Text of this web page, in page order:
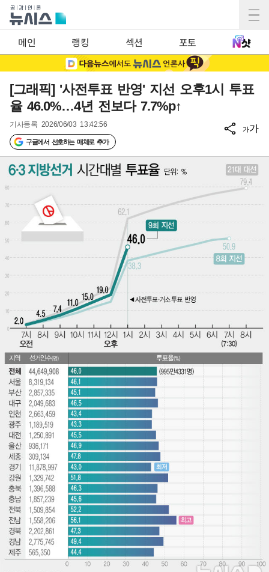
메인 랭킹 섹션 포토
[그래픽] '사전투표 반영' 지선 오후1시 투표
율 46.0%…4년 전보다 7.7%p↑
기사등록 2026/06/03 13:42:56
구글에서 선호하는 매체로 추가
가가